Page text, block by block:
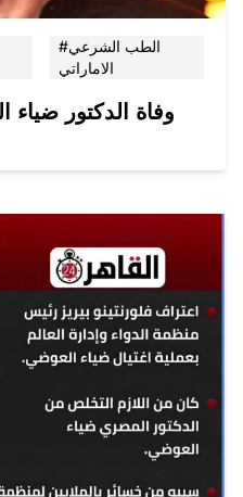
#الطب الشرعي
الاماراتي
وفاة الدكتور